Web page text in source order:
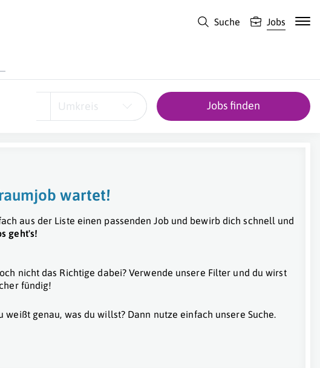
Suche Jobs
Umkreis Jobs finden
wartet!
aus der Liste einen passenden Job und bewirb dich schnell und
geht's!
nicht das Richtige dabei? Verwende unsere Filter und du wirst
fündig!
weißt genau, was du willst? Dann nutze einfach unsere Suche.